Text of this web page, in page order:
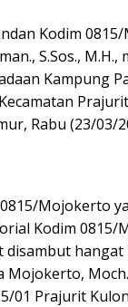
Kodim
S.Sos., M.H.,
Kampung
Rabu (23/03/
Mojokerto
Kodim 0815/
disambut hangat
Mojokerto,
01 Prajurit